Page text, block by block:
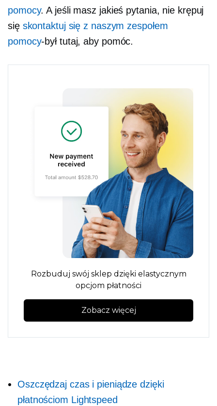
pomocy. A jeśli masz jakieś pytania, nie krępuj
się skontaktuj się z naszym zespołem
pomocy-byłtutaj, aby pomóc.
Rozbuduj swój sklep dzięki elastycznym
opcjom płatności
Zobacz więcej
Oszczędzaj czas i pieniądze dzięki
płatnościom Lightspeed